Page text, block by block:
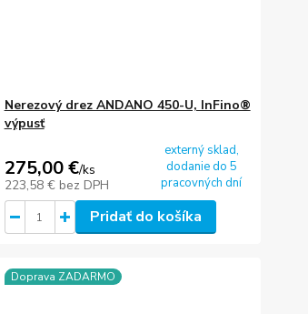
Nerezový drez ANDANO 450-U, InFino®
výpusť
275,00 €/ks
223,58 € bez DPH
externý sklad,
dodanie do 5
pracovných dní
Pridať do košíka
Doprava ZADARMO